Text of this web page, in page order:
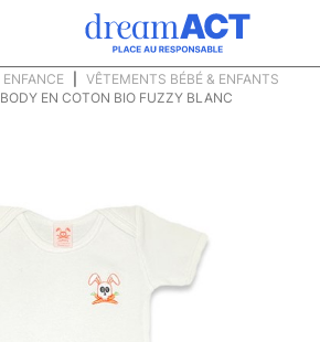
ENFANCE
VÊTEMENTS BÉBÉ & ENFANTS
BODY EN COTON BIO FUZZY BLANC